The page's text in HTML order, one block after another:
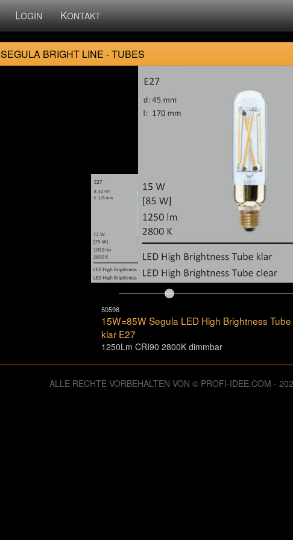
LOGIN KONTAKT
SEGULA BRIGHT LINE - TUBES
50598
15W=85W Segula LED High Brightness Tube
klar E27
1250Lm CRI90 2800K dimmbar
ALLE RECHTE VORBEHALTEN VON © PROFI-IDEE.COM -